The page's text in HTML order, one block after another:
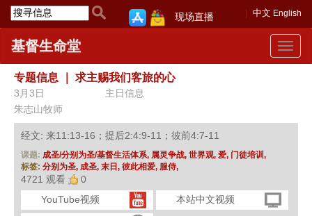
中文 English
现场直播
Toggle
基督生命堂
专题信息 求主赐我们客旅的心
3月3日
主日信息
朱志山牧师
经文: 来11:13-16；提后2:4:9-11；彼前4:7-11
课题: 成圣/分别为圣/基督生活体系, 属灵争战, 世界观, 爱, 门徒培训,
标签: 分别为圣, 成圣, 末日, 彼此相爱, 服侍,
4721 观看
0
YouTube视频
本站中文视频